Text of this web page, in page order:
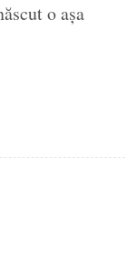
o așa